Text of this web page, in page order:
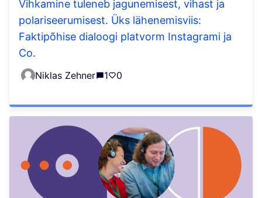
Vihkamine tuleneb jagunemisest, vihast ja
polariseerumisest. Üks lähenemisviis:
Faktipõhise dialoogi platvorm Instagrami ja
Co.
Niklas Zehner 1 0